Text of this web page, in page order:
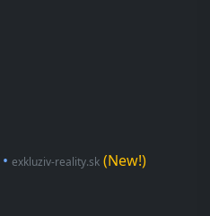
• exkluziv-reality.sk (New!)